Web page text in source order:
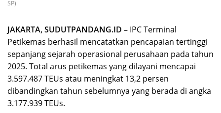
SP)
JAKARTA, SUDUTPANDANG.ID – IPC Terminal
Petikemas berhasil mencatatkan pencapaian tertinggi
sepanjang sejarah operasional perusahaan pada tahun
2025. Total arus petikemas yang dilayani mencapai
3.597.487 TEUs atau meningkat 13,2 persen
dibandingkan tahun sebelumnya yang berada di angka
3.177.939 TEUs.